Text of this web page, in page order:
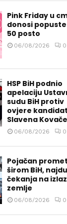
Pink Friday u
donosi
50 posto
06/08/2026 0
HSP BiH podnio
apelaciju
sudu BiH protiv
ovjere
Slavena
06/08/2026 0
Pojačan promet
širom BiH,
čekanja na
zemlje
06/08/2026 0